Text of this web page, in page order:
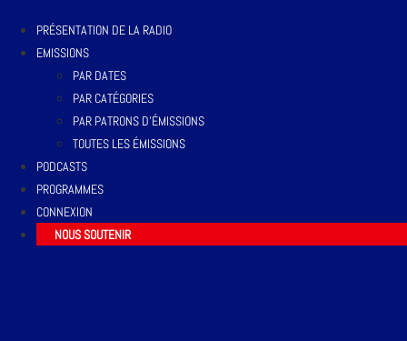
PRÉSENTATION DE LA RADIO
EMISSIONS
PAR DATES
PAR CATÉGORIES
PAR PATRONS D’ÉMISSIONS
TOUTES LES ÉMISSIONS
PODCASTS
PROGRAMMES
CONNEXION
NOUS SOUTENIR